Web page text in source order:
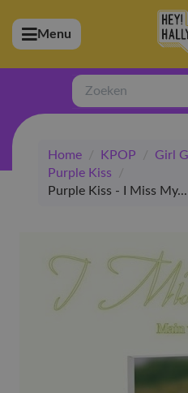
(Artiesten)
(Merchandise)
(Exclusive)
(Winkel)
Menu
Zoeken
Home / KPOP / Girl
Purple Kiss
/
Purple Kiss - I Miss